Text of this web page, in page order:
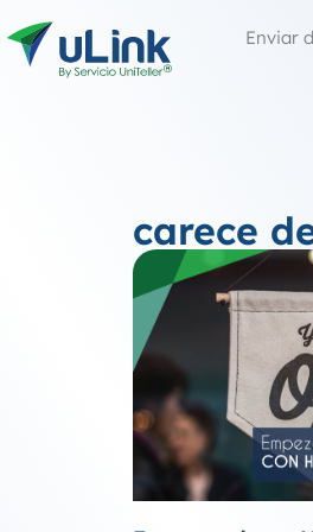
Enviar
carece